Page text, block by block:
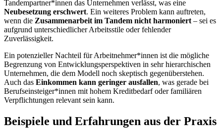
Tandempartner*innen das Unternehmen verlässt, was eine
Neubesetzung erschwert. Ein weiteres Problem kann auftreten,
wenn die Zusammenarbeit im Tandem nicht harmoniert – sei es
aufgrund unterschiedlicher Arbeitsstile oder fehlender
Zuverlässigkeit.
Ein potenzieller Nachteil für Arbeitnehmer*innen ist die mögliche
Begrenzung von Entwicklungsperspektiven in sehr hierarchischen
Unternehmen, die dem Modell noch skeptisch gegenüberstehen.
Auch das Einkommen kann geringer ausfallen, was gerade bei
Berufseinsteiger*innen mit hohem Kreditbedarf oder familiären
Verpflichtungen relevant sein kann.
Beispiele und Erfahrungen aus der Praxis